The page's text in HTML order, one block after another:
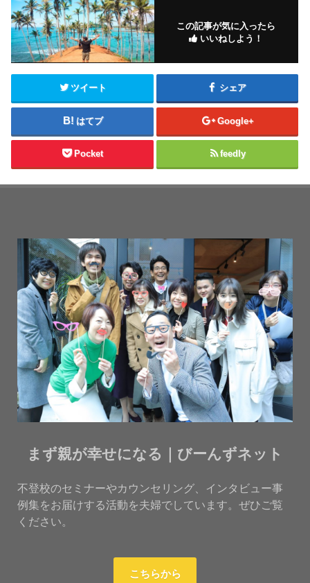
この記事が気に入ったら
いいねしよう！
ツイート シェア
はてブ Google+
Pocket feedly
まず親が幸せになる｜びーんずネット
不登校のセミナーやカウンセリング、インタビュー事
例集をお届けする活動を夫婦でしています。ぜひご覧
ください。
こちらから